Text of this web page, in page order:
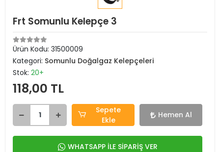
Frt Somunlu Kelepçe 3
Ürün Kodu: 31500009
Kategori: Somunlu Doğalgaz Kelepçeleri
Stok: 20+
118,00 TL
Sepete
Ekle
Hemen Al
WHATSAPP İLE SİPARİŞ VER